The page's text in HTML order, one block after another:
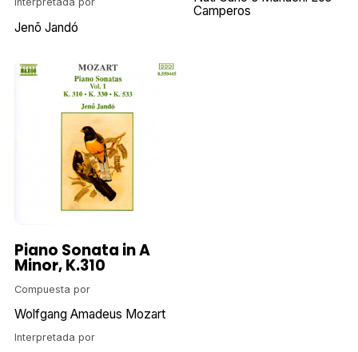
Jenõ Jandó
Camperos
Piano Sonata in A
Minor, K.310
Compuesta por
Wolfgang Amadeus Mozart
Interpretada por